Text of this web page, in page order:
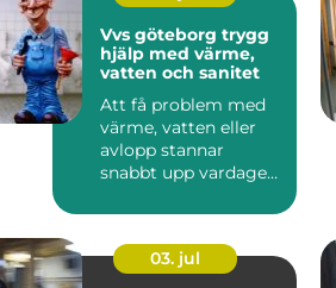
Vvs göteborg trygg
hjälp med värme,
vatten och sanitet
Att få problem med
värme, vatten eller
avlopp stannar
snabbt upp vardagen.
blandare, en...
03. jul